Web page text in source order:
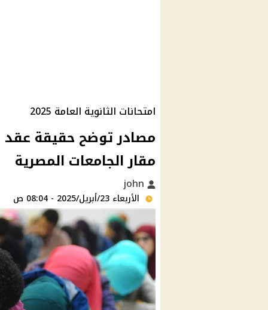
امتحانات الثانوية العامة 2025
مقار الجامعات المصرية
الأربعاء 23/أبريل/2025 - 08:04 ص